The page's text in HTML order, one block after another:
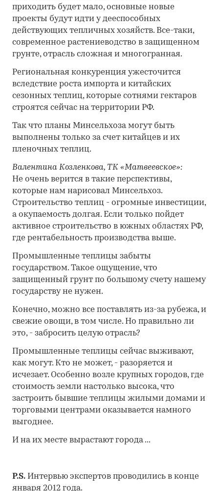
приходить будет мало, основные новые
проекты будут идти у дееспособных
действующих тепличных хозяйств. Все-таки,
современное растениеводство в защищенном
грунте, отрасль сложная и многогранная.
Региональная конкуренция ужесточится
вследствие роста импорта и китайских
сезонных теплиц, которые сотнями гектаров
строятся сейчас на территории РФ.
Так что планы Минсельхоза могут быть
выполнены только за счет китайцев и их
пленочных теплиц.
Валентина Козленкова, ТК «Матвеевское»:
Не очень верится в такие перспективы,
которые нам нарисовал Минсельхоз.
Строительство теплиц - огромные инвестиции,
а окупаемость долгая. Если только пойдет
активное строительство в южных областях РФ,
где рентабельность производства выше.
Промышленные теплицы забыты
государством. Такое ощущение, что
защищенный грунт по большому счету нашему
государству не нужен.
Конечно, можно все поставлять из-за рубежа, и
свежие овощи, в том числе. Но правильно ли
это, - забросить целую отрасль?
Промышленные теплицы сейчас выживают,
как могут. Кто не может, - разоряется и
исчезает. Особенно возле крупных городов, где
стоимость земли настолько высока, что
застроить бывшие теплицы жилыми домами и
торговыми центрами оказывается намного
выгоднее.
И на их месте вырастают города ...
P.S. Интервью экспертов проводились в конце
января 2012 года.